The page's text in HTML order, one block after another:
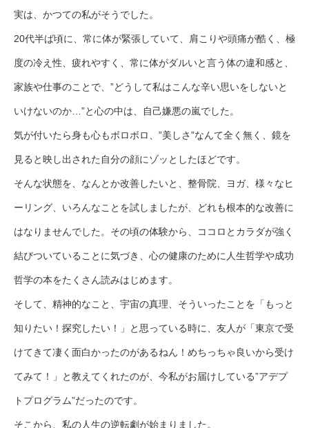
実は、かつての私がそうでした。
20代半ば頃に、常に体が緊張していて、肩こりや頭痛が酷く、極
度の冷え性、疲れやすく、常に体がダルいと言う体の違和感と、
家族や仕事のことで、”どうして私はこんな辛い思いをしないと
いけないのか…”と心の中は、自己嫌悪の嵐でした。
気が付いたら身も心もボロボロ、”美しさ”なんて全く無く、鏡を
見ると映し出された自分の顔にゾッとしたほどです。
そんな状態を、なんとか改善したいと、整骨院、ヨガ、様々なヒ
ーリング、いろんなことを試しましたが、どれも根本的な改善に
はなりませんでした。その頃の体験から、ココロとカラダが強く
結びついていることに気づき、心の健康のために人生哲学や成功
哲学の本をたくさん読みはじめます。
そして、精神的なこと、宇宙の真理、そういったことを「もっと
知りたい！探究したい！」と思っている時に、友人が「東京で受
けてきて凄く面白かったのがあるねん！めちっちゃ良いから受け
てみて！」と教えてくれたのが、今私がお届けしている”アデプ
トプログラム”だったのです。
そこから、私の人生の逆転劇が始まりました。